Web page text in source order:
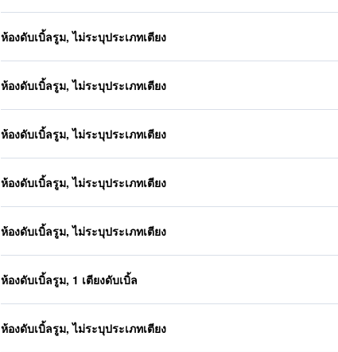
ห้องดับเบิ้ลรูม, ไม่ระบุประเภทเตียง
ห้องดับเบิ้ลรูม, ไม่ระบุประเภทเตียง
ห้องดับเบิ้ลรูม, ไม่ระบุประเภทเตียง
ห้องดับเบิ้ลรูม, ไม่ระบุประเภทเตียง
ห้องดับเบิ้ลรูม, ไม่ระบุประเภทเตียง
ห้องดับเบิ้ลรูม, 1 เตียงดับเบิ้ล
ห้องดับเบิ้ลรูม, ไม่ระบุประเภทเตียง